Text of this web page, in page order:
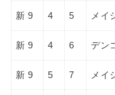
新 9 4 5 メイ
新 9 4 6 デン
新 9 5 7 メイ